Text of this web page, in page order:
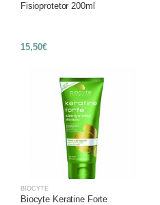
Fisioprotetor 200ml
15,50€
BIOCYTE
Biocyte Keratine Forte